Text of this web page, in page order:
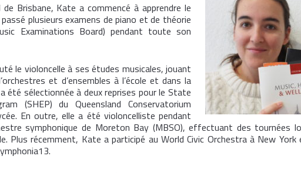
Brisbane, Kate a commencé à apprendre le
plusieurs examens de piano et de théorie
Examinations Board) pendant toute son
le violoncelle à ses études musicales, jouant
et d’ensembles à l’école et dans la
été sélectionnée à deux reprises pour le State
(SHEP) du Queensland Conservatorium
En outre, elle a été violoncelliste pendant
symphonique de Moreton Bay (MBSO), effectuant des tournées
Plus récemment, Kate a participé au World Civic Orchestra à New